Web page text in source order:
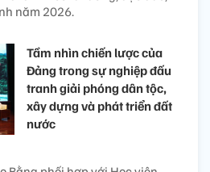
năm 2026.
Tầm nhìn chiến lược của
Đảng trong sự nghiệp đấu
tranh giải phóng dân tộc,
xây dựng và phát triển đất
nước